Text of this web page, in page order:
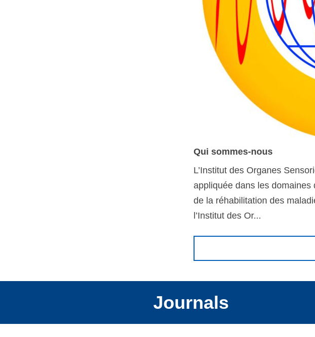
Qui sommes-nous
L’Institut des Organes
appliquée dans les
de la réhabilitation des
l’Institut des Or...
Journals